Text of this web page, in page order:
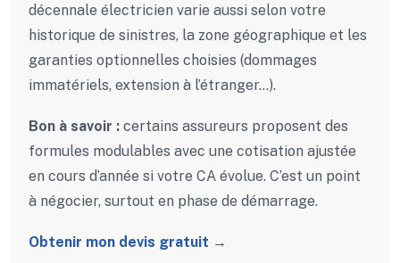
décennale électricien varie aussi selon votre
historique de sinistres, la zone géographique et les
garanties optionnelles choisies (dommages
immatériels, extension à l’étranger…).
Bon à savoir : certains assureurs proposent des
formules modulables avec une cotisation ajustée
en cours d’année si votre CA évolue. C’est un point
à négocier, surtout en phase de démarrage.
Obtenir mon devis gratuit →